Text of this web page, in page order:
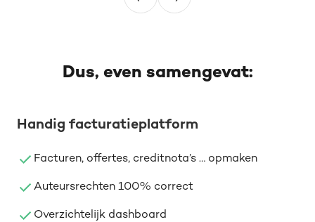
Dus, even samengevat:
Handig facturatieplatform
Facturen, offertes, creditnota’s … opmaken
Auteursrechten 100% correct
Overzichtelijk dashboard